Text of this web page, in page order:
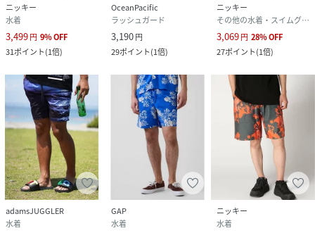
ニッキー
水着
3,499円 9%OFF
31ポイント(1倍)
OceanPacific
ラッシュガード
3,190円
29ポイント(1倍)
ニッキー
その他の水着・スイムグッズ
3,069円 28%OFF
27ポイント(1倍)
adamsJUGGLER
水着
GAP
水着
ニッキー
水着